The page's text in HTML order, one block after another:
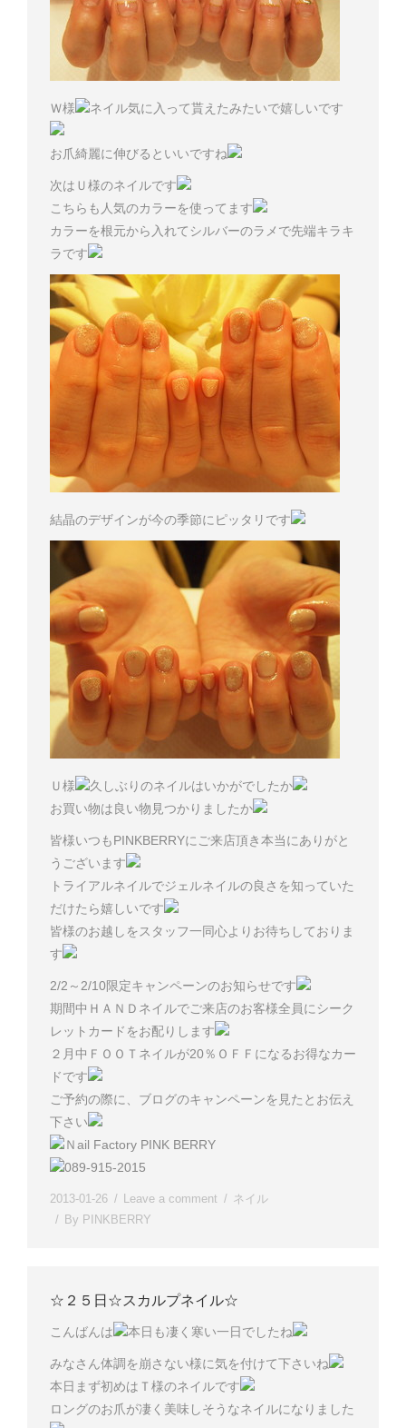
Ｗ様 ネイル気に入って貰えたみたいで嬉しいです
お爪綺麗に伸びるといいですね
次はＵ様のネイルです
こちらも人気のカラーを使ってます
カラーを根元から入れてシルバーのラメで先端キラキ
ラです
結晶のデザインが今の季節にピッタリです
Ｕ様
久しぶりのネイルはいかがでしたか
お買い物は良い物見つかりましたか
皆様いつもPINKBERRYにご来店頂き本当にありがと
うございます
トライアルネイルでジェルネイルの良さを知っていた
だけたら嬉しいです
皆様のお越しをスタッフ一同心よりお待ちしておりま
す
2/2～2/10限定キャンペーンのお知らせです
期間中ＨＡＮＤネイルでご来店のお客様全員にシーク
レットカードをお配りします
２月中ＦＯＯＴネイルが20％ＯＦＦになるお得なカー
ドです
ご予約の際に、ブログのキャンペーンを見たとお伝え
下さい
Ｎail Factory PINK BERRY
089-915-2015
2013-01-26 Leave a comment
ネイル
By PINKBERRY
☆２５日☆スカルプネイル☆
こんばんは 本日も凄く寒い一日でしたね
みなさん体調を崩さない様に気を付けて下さいね
本日まず初めはＴ様のネイルです
ロングのお爪が凄く美味しそうなネイルになりました